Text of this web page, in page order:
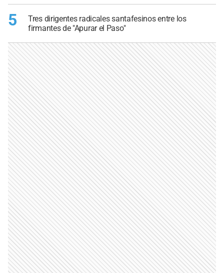
5
Tres dirigentes radicales santafesinos entre los
firmantes de "Apurar el Paso"